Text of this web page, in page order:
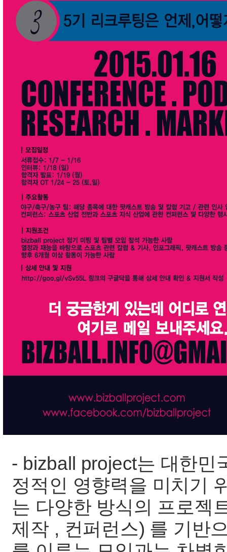
- bizball project는 대한민
정적인 영향력을 미치기
는 다양한 방식의 프로젝
제작 , 컨퍼런스) 를 기반